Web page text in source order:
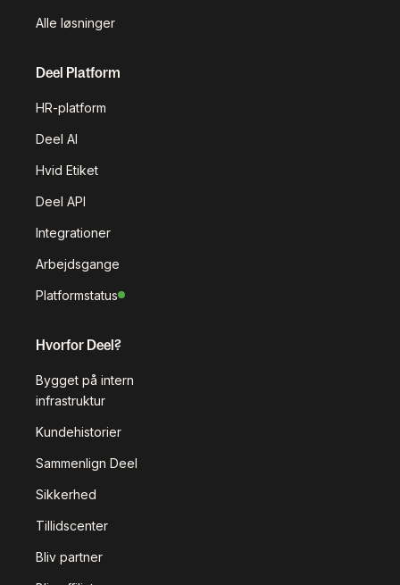
Alle løsninger
Deel Platform
HR-platform
Deel AI
Hvid Etiket
Deel API
Integrationer
Arbejdsgange
Platformstatus
Hvorfor Deel?
Bygget på intern
infrastruktur
Kundehistorier
Sammenlign Deel
Sikkerhed
Tillidscenter
Bliv partner